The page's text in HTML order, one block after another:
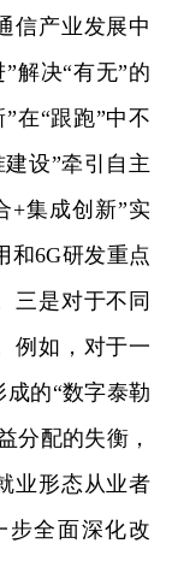
信产业发展中
解决“有无”的
在“跟跑”中不
设”牵引自主
+集成创新”实
和6G研发重点
三是对于不同
例如，对于一
的“数字泰勒
分配的失衡，
业形态从业者
步全面深化改